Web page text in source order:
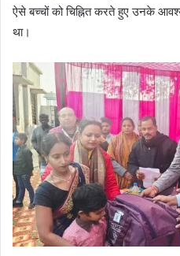
ऐसे बच्चों को चिह्नित करते हुए उनके
था।